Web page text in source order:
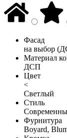
Фасад
на выбор
Материал
ДСП
Цвет
<
Светлый
Стиль
Фурнитура
Boyard,